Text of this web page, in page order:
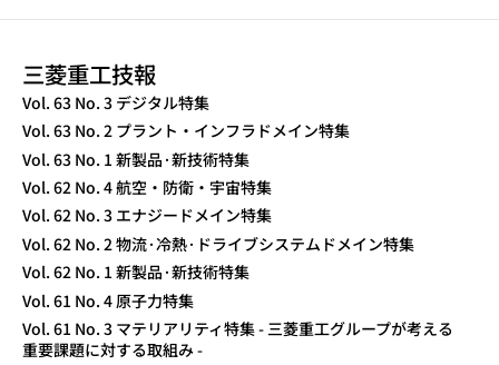
三菱重工技報
Vol. 63 No. 3 デジタル特集
Vol. 63 No. 2 プラント・インフラドメイン特集
Vol. 63 No. 1 新製品·新技術特集
Vol. 62 No. 4 航空・防衛・宇宙特集
Vol. 62 No. 3 エナジードメイン特集
Vol. 62 No. 2 物流·冷熱·ドライブシステムドメイン特集
Vol. 62 No. 1 新製品·新技術特集
Vol. 61 No. 4 原子力特集
Vol. 61 No. 3 マテリアリティ特集 - 三菱重工グループが考える
重要課題に対する取組み -